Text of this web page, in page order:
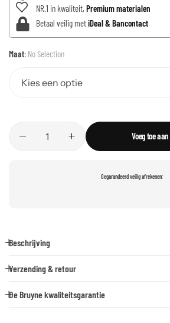
NR.1 in kwaliteit, Premium materialen
Betaal veilig metiDeal & Bancontact
Maat: No Selection
Voeg toe
Gegarandeerd veilig afrekenen:
Beschrijving
Verzending & retour
De Bruyne kwaliteitsgarantie